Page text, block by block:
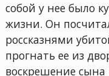
собой у нее было
жизни. Он
россказнями
прогнать ее из
воскрешение сына